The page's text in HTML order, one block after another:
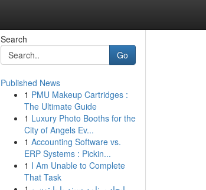
Search
Go
Published News
1 PMU Makeup Cartridges :
The Ultimate Guide
1 Luxury Photo Booths for the
City of Angels Ev...
1 Accounting Software vs.
ERP Systems : Pickin...
1 I Am Unable to Complete
That Task